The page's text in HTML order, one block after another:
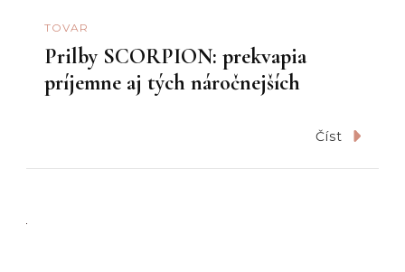
TOVAR
Prilby SCORPION: prekvapia
príjemne aj tých náročnejších
Číst